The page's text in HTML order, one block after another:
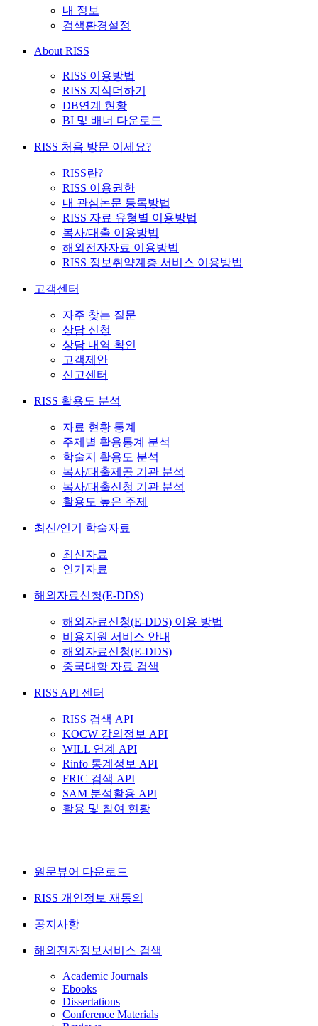
내 정보
검색환경설정
About RISS
RISS 이용방법
RISS 지식더하기
DB연계 현황
BI 및 배너 다운로드
RISS 처음 방문 이세요?
RISS란?
RISS 이용권한
내 관심논문 등록방법
RISS 자료 유형별 이용방법
복사/대출 이용방법
해외전자자료 이용방법
RISS 정보취약계층 서비스 이용방법
고객센터
자주 찾는 질문
상담 신청
상담 내역 확인
고객제안
신고센터
RISS 활용도 분석
자료 현황 통계
주제별 활용통계 분석
학술지 활용도 분석
복사/대출제공 기관 분석
복사/대출신청 기관 분석
활용도 높은 주제
최신/인기 학술자료
최신자료
인기자료
해외자료신청(E-DDS)
해외자료신청(E-DDS) 이용 방법
비용지원 서비스 안내
해외자료신청(E-DDS)
중국대학 자료 검색
RISS API 센터
RISS 검색 API
KOCW 강의정보 API
WILL 연계 API
Rinfo 통계정보 API
FRIC 검색 API
SAM 분석활용 API
활용 및 참여 현황
원문뷰어 다운로드
RISS 개인정보 재동의
공지사항
해외전자정보서비스 검색
Academic Journals
Ebooks
Dissertations
Conference Materials